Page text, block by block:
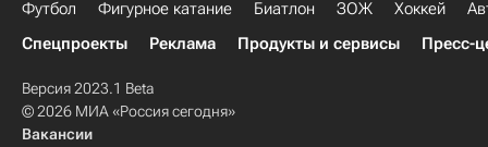
Футбол Фигурное катание Биатлон ЗОЖ Хоккей
Спецпроекты
Реклама Продукты и сервисы Пресс-
Версия 2023.1 Beta
© 2026 МИА «Россия сегодня»
Вакансии